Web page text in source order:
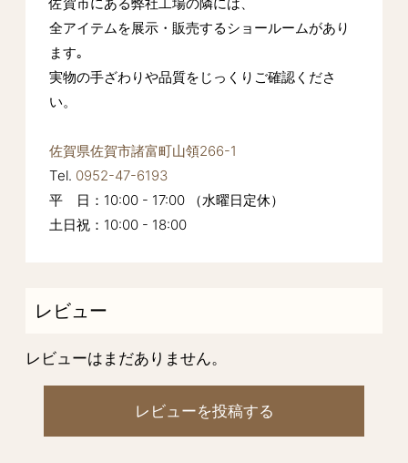
全アイテムを展示・販売するショールームがあり
ます｡
実物の手ざわりや品質をじっくりご確認くださ
い。
佐賀県佐賀市諸富町山領266-1
Tel. 0952-47-6193
平 日：10:00 - 17:00 （水曜日定休）
土日祝：10:00 - 18:00
レビュー
レビューはまだありません。
レビューを投稿する